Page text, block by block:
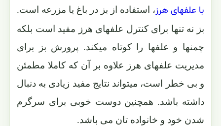
با علفهای هرز، استفاده از بز در باغ یا مزرعه است.
بز نه تنها برای کنترل علفهای هرز مفید است بلکه
چمنها و علفها را کوتاه میکند. پرورش بز برای
مدیریت علفهای هرز علاوه بر آن که کاملا مطمئن
و بی خطر است، میتواند نتایج مفید زیادی به دنبال
داشته باشد. همچنین دوست خوبی برای سرگرم
شدن خود و خانواده تان می باشد.